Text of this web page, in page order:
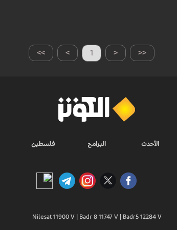
>> > 1 < <<
الأحدث البرامج فلسطين
Nilesat 11900 V | Badr 8 11747 V | Badr5 12284 V